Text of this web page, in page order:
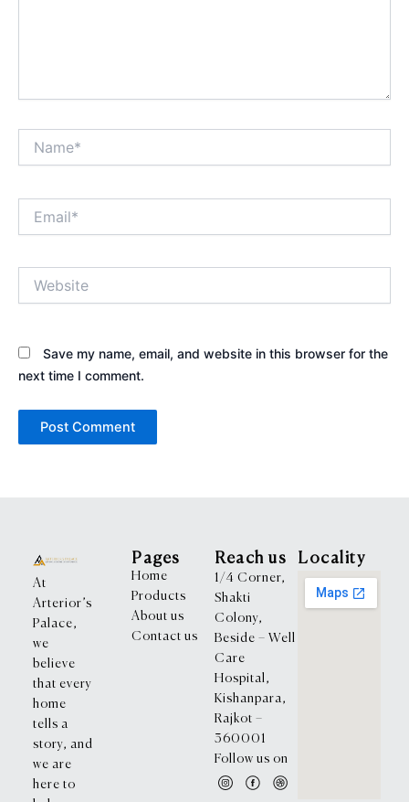
Save my name, email, and website in this browser for the
next time I comment.
At
Arterior’s
Palace,
we
believe
that every
home
tells a
story, and
we are
here to
Pages
Home
Products
About us
Contact us
Reach us
1/4 Corner,
Shakti
Colony,
Beside – Well
Care
Hospital,
Kishanpara,
Rajkot –
360001
Follow us on
Locality